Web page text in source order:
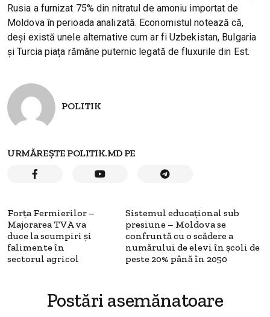
Rusia a furnizat 75% din nitratul de amoniu importat de
Moldova în perioada analizată. Economistul notează că,
deși există unele alternative cum ar fi Uzbekistan, Bulgaria
și Turcia piața rămâne puternic legată de fluxurile din Est.
POLITIK
URMĂREȘTE POLITIK.MD PE
Forța Fermierilor –
Majorarea TVA va
duce la scumpiri și
falimente în
sectorul agricol
Sistemul educațional sub
presiune – Moldova se
confruntă cu o scădere a
numărului de elevi în școli de
peste 20% până în 2050
Postări asemănatoare